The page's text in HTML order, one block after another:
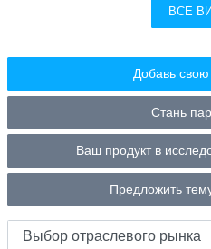
ВСЕ
Добавь
Стань
Ваш продукт в
Предложить